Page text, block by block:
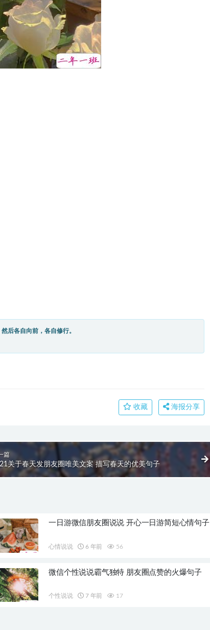
后各自向前，各自修行。
收藏 海报分享
篇
关于春天发朋友圈唯美文案 描写春天的优美句子
一日游微信朋友圈说说 开心一日游简短心情句子
心情说说 6 年前 56
微信个性说说霸气独特 朋友圈点赞的火爆句子
个性说说 7 年前 17